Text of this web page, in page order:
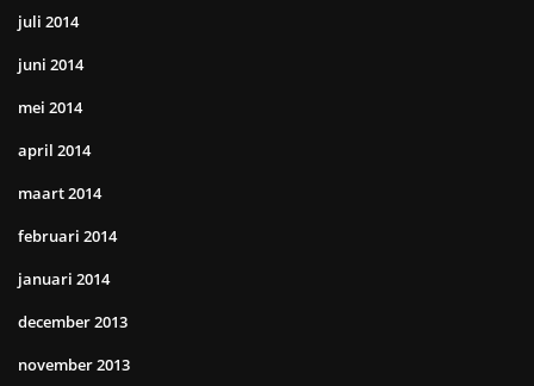
juli 2014
juni 2014
mei 2014
april 2014
maart 2014
februari 2014
januari 2014
december 2013
november 2013